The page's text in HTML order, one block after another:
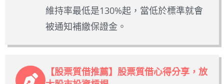
維持率最低是130%起，當低於標準就會
被通知補繳保證金。
【股票質借推薦】股票質借心得分享，放